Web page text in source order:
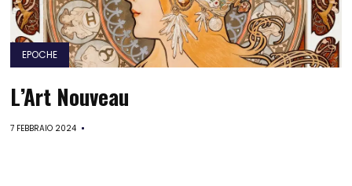
EPOCHE
L’Art Nouveau
7 FEBBRAIO 2024